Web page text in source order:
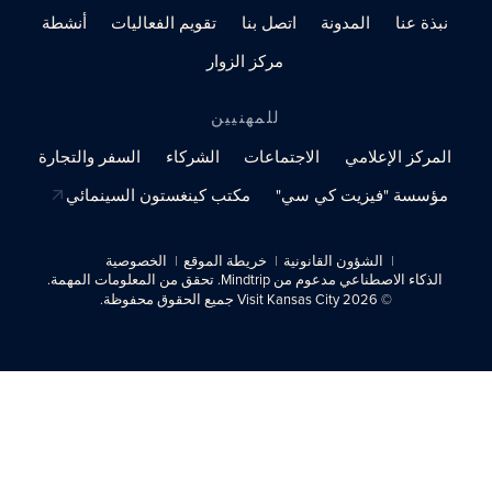
نبذة عنا
المدونة اتصل بنا تقويم الفعاليات
أنشطة
مركز الزوار
للمهنيين
المركز الإعلامي
الاجتماعات الشركاء
السفر والتجارة
مؤسسة "فيزيت كي سي"
مكتب كينغستون السينمائي
الشؤون القانونية خريطة الموقع
الخصوصية
الذكاء الاصطناعي مدعوم من Mindtrip. تحقق من المعلومات المهمة.
© 2026 Visit Kansas City جميع الحقوق محفوظة.